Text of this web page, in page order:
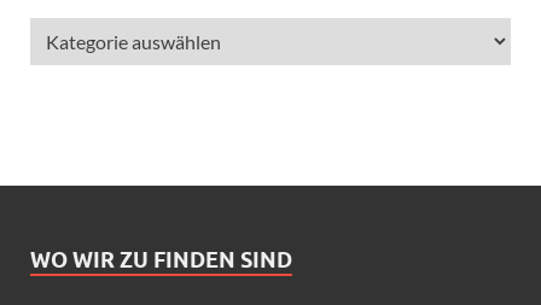
WO WIR ZU FINDEN SIND